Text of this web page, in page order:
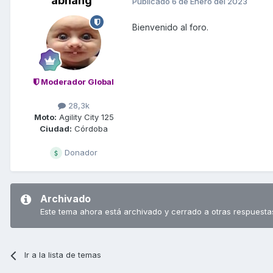
Moderador Global
28,3k
Moto: Agility City 125
Ciudad: Córdoba
Donador
Bienvenido al foro.
Archivado
Este tema ahora está archivado y cerrado a otras
Ir a la lista de temas